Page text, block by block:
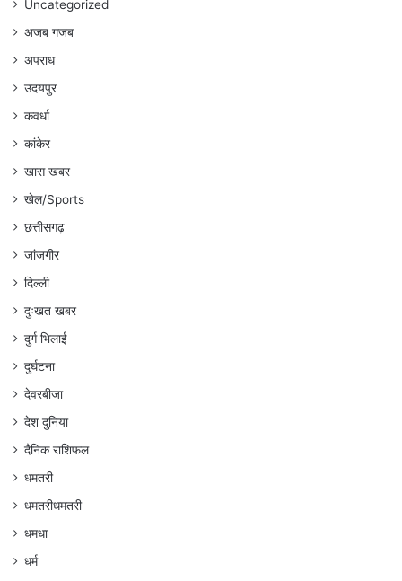
Uncategorized
अजब गजब
अपराध
उदयपुर
कवर्धा
कांकेर
खास खबर
खेल/Sports
छत्तीसगढ़
जांजगीर
दिल्ली
दुःखत खबर
दुर्ग भिलाई
दुर्घटना
देवरबीजा
देश दुनिया
दैनिक राशिफल
धमतरी
धमतरीधमतरी
धमधा
धर्म